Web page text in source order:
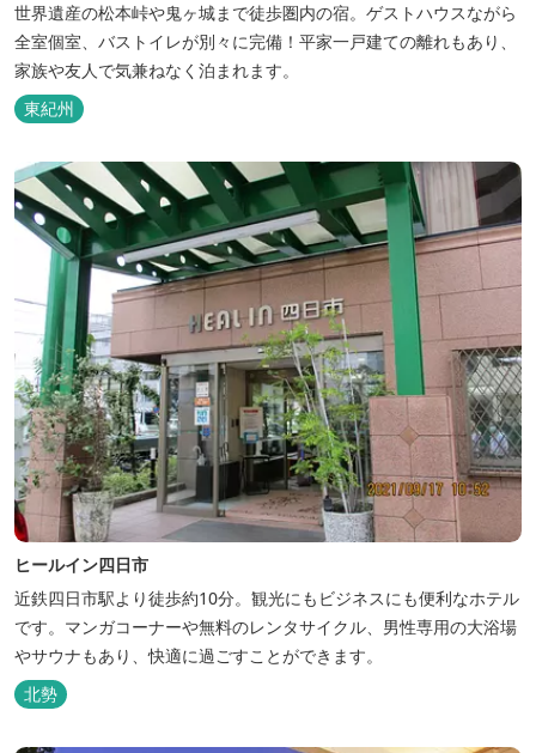
世界遺産の松本峠や鬼ヶ城まで徒歩圏内の宿。ゲストハウスながら
全室個室、バストイレが別々に完備！平家一戸建ての離れもあり、
家族や友人で気兼ねなく泊まれます。
東紀州
ヒールイン四日市
近鉄四日市駅より徒歩約10分。観光にもビジネスにも便利なホテル
です。マンガコーナーや無料のレンタサイクル、男性専用の大浴場
やサウナもあり、快適に過ごすことができます。
北勢